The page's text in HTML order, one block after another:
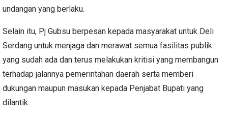
undangan yang berlaku.
Selain itu, Pj Gubsu berpesan kepada masyarakat untuk Deli
Serdang untuk menjaga dan merawat semua fasilitas publik
yang sudah ada dan terus melakukan kritisi yang membangun
terhadap jalannya pemerintahan daerah serta memberi
dukungan maupun masukan kepada Penjabat Bupati yang
dilantik.